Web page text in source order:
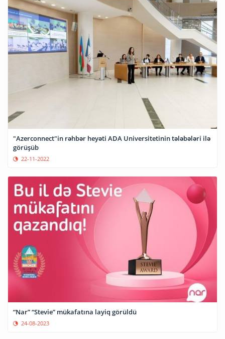
"Azerconnect"in rəhbər heyəti ADA Universitetinin tələbələri ilə
görüşüb
22-11-2022
“Nar” “Stevie” mükafatına layiq görüldü
24-08-2023